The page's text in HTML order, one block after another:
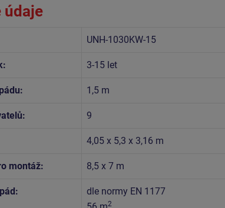
údaje
UNH-1030KW-15
3-15 let
1,5 m
9
4,05 x 5,3 x 3,16 m
montáž: 8,5 x 7 m
dle normy EN 1177
2